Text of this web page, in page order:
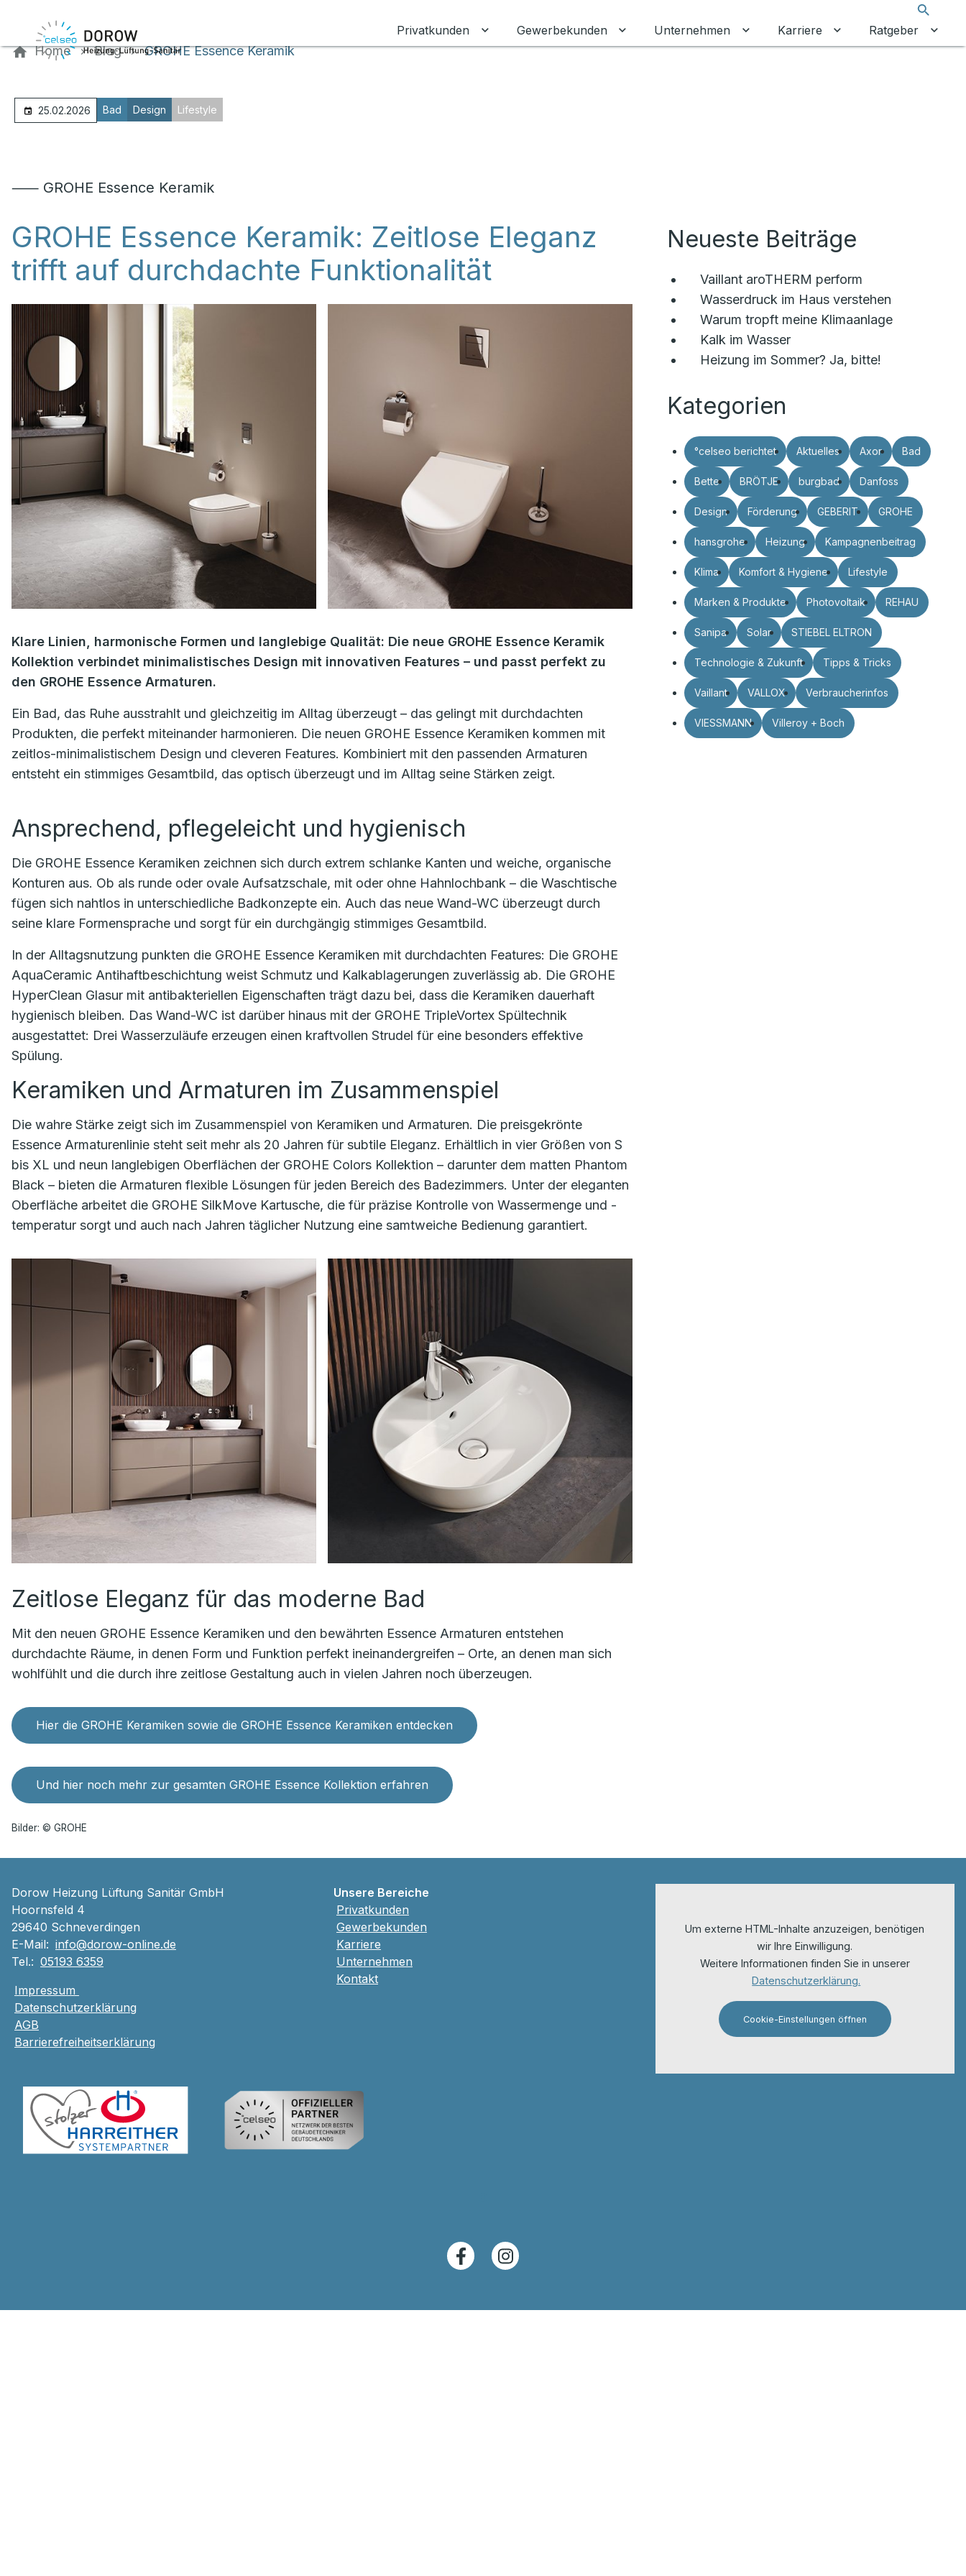
Privatkunden
Untermenü für Privatkunden umschalten
Gewerbekunden Untermenü für Gewerbekunden umschalten
Unternehmen Untermenü für Unternehmen
Karriere Untermenü für
Ratgeber
Home Blog GROHE Essence Keramik
25.02.2026 Bad Design Lifestyle
⸺ GROHE Essence Keramik
GROHE Essence Keramik: Zeitlose Eleganz
trifft auf durchdachte Funktionalität
Klare Linien, harmonische Formen und langlebige Qualität: Die neue GROHE Essence Keramik
Kollektion verbindet minimalistisches Design mit innovativen Features – und passt perfekt zu
den GROHE Essence Armaturen.
Ein Bad, das Ruhe ausstrahlt und gleichzeitig im Alltag überzeugt – das gelingt mit durchdachten
Produkten, die perfekt miteinander harmonieren. Die neuen GROHE Essence Keramiken kommen mit
zeitlos-minimalistischem Design und cleveren Features. Kombiniert mit den passenden Armaturen
entsteht ein stimmiges Gesamtbild, das optisch überzeugt und im Alltag seine Stärken zeigt.
Ansprechend, pflegeleicht und hygienisch
Die GROHE Essence Keramiken zeichnen sich durch extrem schlanke Kanten und weiche, organische
Konturen aus. Ob als runde oder ovale Aufsatzschale, mit oder ohne Hahnlochbank – die Waschtische
fügen sich nahtlos in unterschiedliche Badkonzepte ein. Auch das neue Wand-WC überzeugt durch
seine klare Formensprache und sorgt für ein durchgängig stimmiges Gesamtbild.
In der Alltagsnutzung punkten die GROHE Essence Keramiken mit durchdachten Features: Die GROHE
AquaCeramic Antihaftbeschichtung weist Schmutz und Kalkablagerungen zuverlässig ab. Die GROHE
HyperClean Glasur mit antibakteriellen Eigenschaften trägt dazu bei, dass die Keramiken dauerhaft
hygienisch bleiben. Das Wand-WC ist darüber hinaus mit der GROHE TripleVortex Spültechnik
ausgestattet: Drei Wasserzuläufe erzeugen einen kraftvollen Strudel für eine besonders effektive
Spülung.
Keramiken und Armaturen im Zusammenspiel
Die wahre Stärke zeigt sich im Zusammenspiel von Keramiken und Armaturen. Die preisgekrönte
Essence Armaturenlinie steht seit mehr als 20 Jahren für subtile Eleganz. Erhältlich in vier Größen von S
bis XL und neun langlebigen Oberflächen der GROHE Colors Kollektion – darunter dem matten Phantom
Black – bieten die Armaturen flexible Lösungen für jeden Bereich des Badezimmers. Unter der eleganten
Oberfläche arbeitet die GROHE SilkMove Kartusche, die für präzise Kontrolle von Wassermenge und -
temperatur sorgt und auch nach Jahren täglicher Nutzung eine samtweiche Bedienung garantiert.
Zeitlose Eleganz für das moderne Bad
Mit den neuen GROHE Essence Keramiken und den bewährten Essence Armaturen entstehen
durchdachte Räume, in denen Form und Funktion perfekt ineinandergreifen – Orte, an denen man sich
wohlfühlt und die durch ihre zeitlose Gestaltung auch in vielen Jahren noch überzeugen.
Hier die GROHE Keramiken sowie die GROHE Essence Keramiken entdecken
Und hier noch mehr zur gesamten GROHE Essence Kollektion erfahren
Bilder: © GROHE
Neueste Beiträge
Vaillant aroTHERM perform
Wasserdruck im Haus verstehen
Warum tropft meine Klimaanlage
Kalk im Wasser
Heizung im Sommer? Ja, bitte!
Kategorien
°celseo berichtet Aktuelles Axor Bad
Bette BRÖTJE burgbad Danfoss
Design Förderung GEBERIT GROHE
hansgrohe Heizung Kampagnenbeitrag
Klima Komfort & Hygiene Lifestyle
Marken & Produkte Photovoltaik REHAU
Sanipa Solar STIEBEL ELTRON
Technologie & Zukunft Tipps & Tricks
Vaillant VALLOX Verbraucherinfos
VIESSMANN Villeroy + Boch
Dorow Heizung Lüftung Sanitär GmbH
Hoornsfeld 4
29640 Schneverdingen
E-Mail: info@dorow-online.de
Tel.: 05193 6359
Impressum
Datenschutzerklärung
AGB
Barrierefreiheitserklärung
Unsere Bereiche
Privatkunden
Gewerbekunden
Karriere
Unternehmen
Kontakt
Um externe HTML-Inhalte anzuzeigen, benötigen
wir Ihre Einwilligung.
Weitere Informationen finden Sie in unserer
Datenschutzerklärung.
Cookie-Einstellungen öffnen